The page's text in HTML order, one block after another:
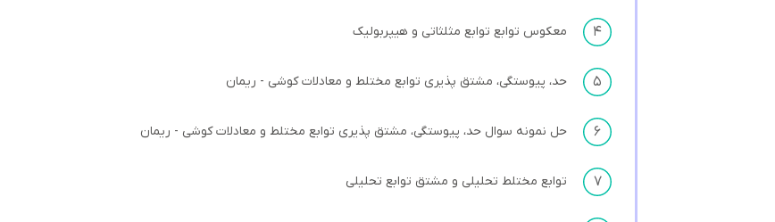
۴ معکوس توابع توابع مثلثاتی و هیپربولیک
۵ حد، پیوستگی، مشتق پذیری توابع مختلط و معادلات کوشی - ریمان
۶ حل نمونه سوال حد، پیوستگی، مشتق پذیری توابع مختلط و معادلات کوشی - ریمان
۷ توابع مختلط تحلیلی و مشتق توابع تحلیلی